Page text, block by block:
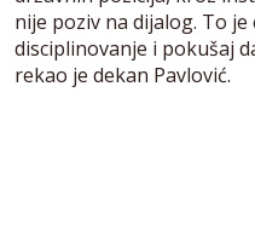
nije poziv na dijalog. To
disciplinovanje i pokušaj
rekao je dekan Pavlović.